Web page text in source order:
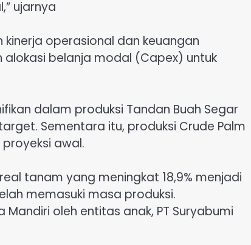
ujarnya
operasional dan keuangan
belanja modal (Capex) untuk
dalam produksi Tandan Buah Segar
Sementara itu, produksi Crude Palm
awal.
tanam yang meningkat 18,9% menjadi
memasuki masa produksi.
Mandiri oleh entitas anak, PT Suryabumi